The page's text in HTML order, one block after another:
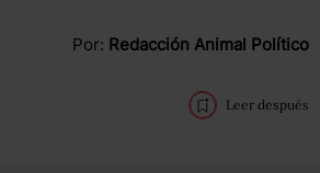
Por: Redacción Animal Político
Leer después